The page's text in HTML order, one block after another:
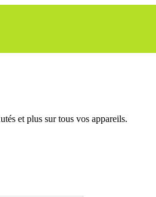
et plus sur tous vos appareils.